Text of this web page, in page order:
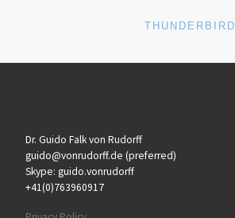
Dr. Guido Falk von Rudorff
guido@vonrudorff.de (preferred)
Skype: guido.vonrudorff
+41(0)763960917